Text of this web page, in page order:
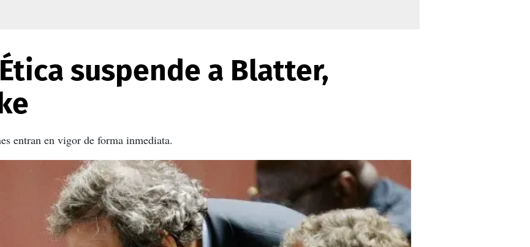
suspende a Blatter,
entran en vigor de forma inmediata.